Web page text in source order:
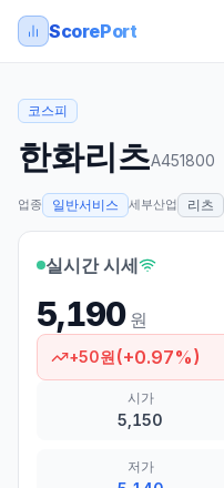
ScorePort
코스피
한화리츠A451800
업종 일반서비스 세부산업 리츠
실시간 시세
5,190 원
+50원(+0.97%)
시가
5,150
저가